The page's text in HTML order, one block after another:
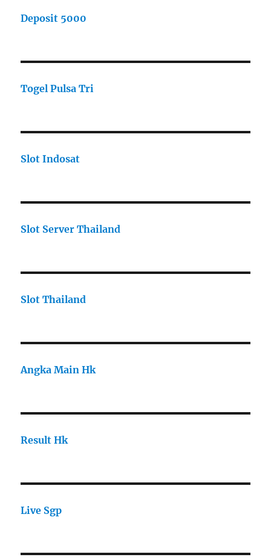
Deposit 5000
Togel Pulsa Tri
Slot Indosat
Slot Server Thailand
Slot Thailand
Angka Main Hk
Result Hk
Live Sgp